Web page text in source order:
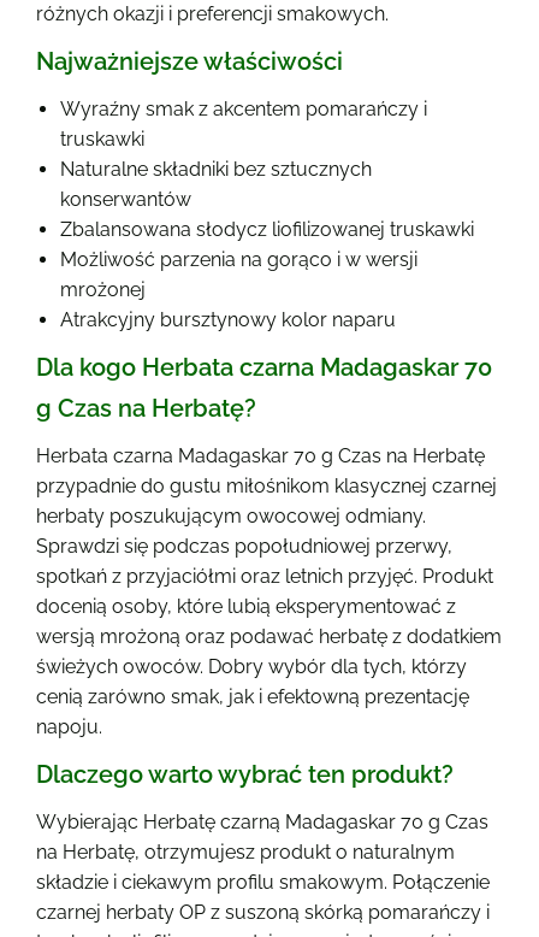
różnych okazji i preferencji smakowych.
Najważniejsze właściwości
Wyraźny smak z akcentem pomarańczy i
truskawki
Naturalne składniki bez sztucznych
konserwantów
Zbalansowana słodycz liofilizowanej truskawki
Możliwość parzenia na gorąco i w wersji
mrożonej
Atrakcyjny bursztynowy kolor naparu
Dla kogo Herbata czarna Madagaskar 70
g Czas na Herbatę?
Herbata czarna Madagaskar 70 g Czas na Herbatę
przypadnie do gustu miłośnikom klasycznej czarnej
herbaty poszukującym owocowej odmiany.
Sprawdzi się podczas popołudniowej przerwy,
spotkań z przyjaciółmi oraz letnich przyjęć. Produkt
docenią osoby, które lubią eksperymentować z
wersją mrożoną oraz podawać herbatę z dodatkiem
świeżych owoców. Dobry wybór dla tych, którzy
cenią zarówno smak, jak i efektowną prezentację
napoju.
Dlaczego warto wybrać ten produkt?
Wybierając Herbatę czarną Madagaskar 70 g Czas
na Herbatę, otrzymujesz produkt o naturalnym
składzie i ciekawym profilu smakowym. Połączenie
czarnej herbaty OP z suszoną skórką pomarańczy i